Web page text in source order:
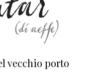
vecchio porto